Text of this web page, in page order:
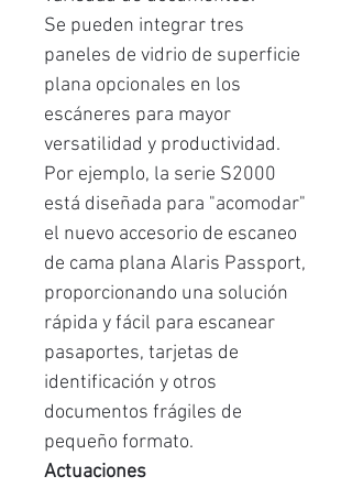
Se pueden integrar tres
paneles de vidrio de superficie
plana opcionales en los
escáneres para mayor
versatilidad y productividad.
Por ejemplo, la serie S2000
está diseñada para "acomodar"
el nuevo accesorio de escaneo
de cama plana Alaris Passport,
proporcionando una solución
rápida y fácil para escanear
pasaportes, tarjetas de
identificación y otros
documentos frágiles de
pequeño formato.
Actuaciones